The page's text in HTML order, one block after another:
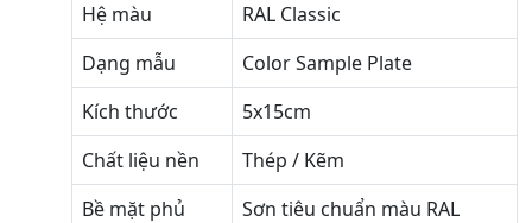
Hệ màu
RAL Classic
Dạng mẫu
Color Sample Plate
Kích thước
5x15cm
Chất liệu nền
Thép / Kẽm
Bề mặt phủ
Sơn tiêu chuẩn màu RAL